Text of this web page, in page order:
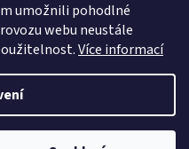
umožnili pohodlné
webu neustále
Více informací
Vary